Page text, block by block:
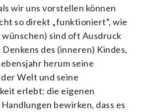
wir uns vorstellen können
so direkt „funktioniert“, wie
sind oft Ausdruck
Denkens des (inneren) Kindes,
herum seine
Welt und seine
erlebt: die eigenen
bewirken, dass es